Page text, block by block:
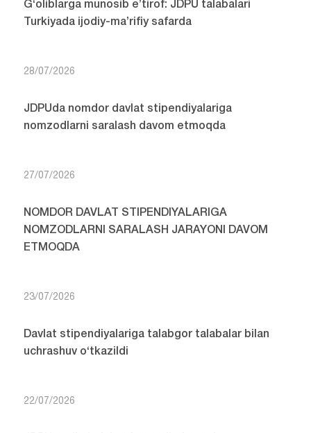
G‘oliblarga munosib e’tirof: JDPU talabalari
Turkiyada ijodiy-ma’rifiy safarda
28/07/2026
JDPUda nomdor davlat stipendiyalariga
nomzodlarni saralash davom etmoqda
27/07/2026
NOMDOR DAVLAT STIPENDIYALARIGA
NOMZODLARNI SARALASH JARAYONI DAVOM
ETMOQDA
23/07/2026
Davlat stipendiyalariga talabgor talabalar bilan
uchrashuv o‘tkazildi
22/07/2026